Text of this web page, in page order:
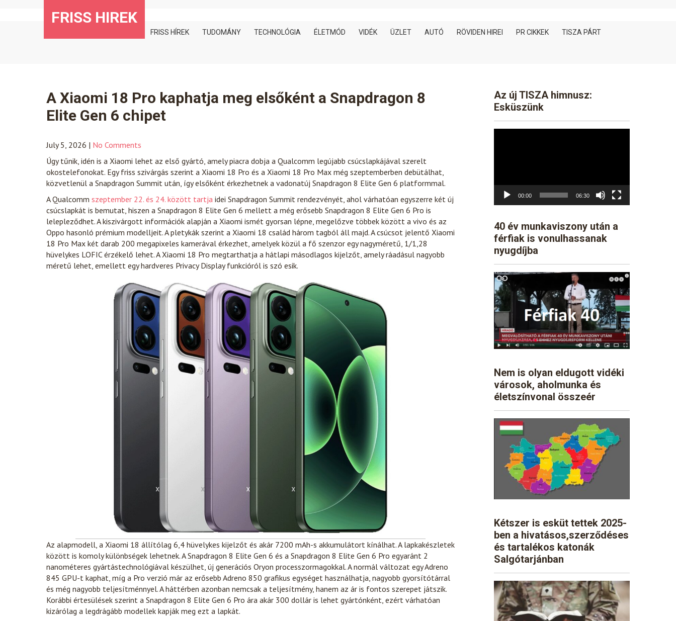
FRISS HIREK
FRISS HÍREK TUDOMÁNY TECHNOLÓGIA ÉLETMÓD VIDÉK ÜZLET AUTÓ RÖVIDEN HIREI PR CIKKEK TISZA PÁRT
A Xiaomi 18 Pro kaphatja meg elsőként a Snapdragon 8
Elite Gen 6 chipet
July 5, 2026 | No Comments
Úgy tűnik, idén is a Xiaomi lehet az első gyártó, amely piacra dobja a Qualcomm legújabb csúcslapkájával szerelt
okostelefonokat. Egy friss szivárgás szerint a Xiaomi 18 Pro és a Xiaomi 18 Pro Max még szeptemberben debütálhat,
közvetlenül a Snapdragon Summit után, így elsőként érkezhetnek a vadonatúj Snapdragon 8 Elite Gen 6 platformmal.
A Qualcomm szeptember 22. és 24. között tartja idei Snapdragon Summit rendezvényét, ahol várhatóan egyszerre két új
csúcslapkát is bemutat, hiszen a Snapdragon 8 Elite Gen 6 mellett a még erősebb Snapdragon 8 Elite Gen 6 Pro is
lelepleződhet. A kiszivárgott információk alapján a Xiaomi ismét gyorsan lépne, megelőzve többek között a vivo és az
Oppo hasonló prémium modelljeit. A pletykák szerint a Xiaomi 18 család három tagból áll majd. A csúcsot jelentő Xiaomi
18 Pro Max két darab 200 megapixeles kamerával érkezhet, amelyek közül a fő szenzor egy nagyméretű, 1/1,28
hüvelykes LOFIC érzékelő lehet. A Xiaomi 18 Pro megtarthatja a hátlapi másodlagos kijelzőt, amely ráadásul nagyobb
méretű lehet, emellett egy hardveres Privacy Display funkcióról is szó esik.
Az alapmodell, a Xiaomi 18 állítólag 6,4 hüvelykes kijelzőt és akár 7200 mAh-s akkumulátort kínálhat. A lapkakészletek
között is komoly különbségek lehetnek. A Snapdragon 8 Elite Gen 6 és a Snapdragon 8 Elite Gen 6 Pro egyaránt 2
nanométeres gyártástechnológiával készülhet, új generációs Oryon processzormagokkal. A normál változat egy Adreno
845 GPU-t kaphat, míg a Pro verzió már az erősebb Adreno 850 grafikus egységet használhatja, nagyobb gyorsítótárral
és még nagyobb teljesítménnyel. A háttérben azonban nemcsak a teljesítmény, hanem az ár is fontos szerepet játszik.
Korábbi értesülések szerint a Snapdragon 8 Elite Gen 6 Pro ára akár 300 dollár is lehet gyártónként, ezért várhatóan
kizárólag a legdrágább modellek kapják meg ezt a lapkát.
Az új TISZA himnusz:
Esküszünk
00:00 06:30
40 év munkaviszony után a
férfiak is vonulhassanak
nyugdíjba
Nem is olyan eldugott vidéki
városok, aholmunka és
életszínvonal összeér
Kétszer is esküt tettek 2025-
ben a hivatásos,szerződéses
és tartalékos katonák
Salgótarjánban